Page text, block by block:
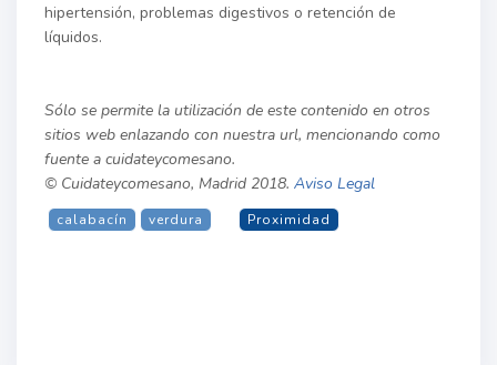
hipertensión, problemas digestivos o retención de
líquidos.
Sólo se permite la utilización de este contenido en otros
sitios web enlazando con nuestra url, mencionando como
fuente a cuidateycomesano.
© Cuidateycomesano, Madrid 2018. Aviso Legal
calabacín verdura Proximidad